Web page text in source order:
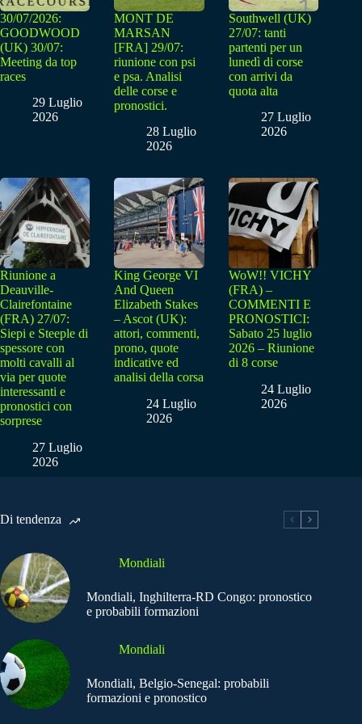
30/07/2026:
GOODWOOD
(UK) 30/07:
Meeting da top
races
29 Luglio
2026
MONT DE
MARSAN
[FRA] 29/07:
riunione con psi
e psa. Analisi
delle corse e
pronostici.
28 Luglio
2026
Southwell (UK)
27/07: tanti
partenti per un
lunedì di corse
con arrivi da
quota alta
27 Luglio
2026
Riunione a
Deauville-
Clairefontaine
(FRA) 27/07:
Siepi e Steeple di
spessore con
molti cavalli al
via per quote
interessanti e
pronostici con
sorprese
27 Luglio
2026
King George VI
And Queen
Elizabeth Stakes
– Ascot (UK):
attori, commenti,
prono, quote
indicative ed
analisi della corsa
24 Luglio
2026
WoW!! VICHY
(FRA) –
COMMENTI E
PRONOSTICI:
Sabato 25 luglio
2026 – Riunione
di 8 corse
24 Luglio
2026
Di tendenza
Mondiali
Mondiali, Inghilterra-RD Congo: pronostico
e probabili formazioni
Mondiali
Mondiali, Belgio-Senegal: probabili
formazioni e pronostico